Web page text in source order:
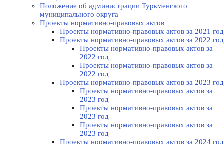
Положение об администрации Туркменского
муниципального округа
Проекты нормативно-правовых актов
Проекты нормативно-правовых актов за 2021 год
Проекты нормативно-правовых актов за 2022 год
Проекты нормативно-правовых актов за
2022 год
Проекты нормативно-правовых актов за
2022 год
Проекты нормативно-правовых актов за 2023 год
Проекты нормативно-правовых актов за
2023 год
Проекты нормативно-правовых актов за
2023 год
Проекты нормативно-правовых актов за
2023 год
Проекты нормативно-правовых актов за 2024 год